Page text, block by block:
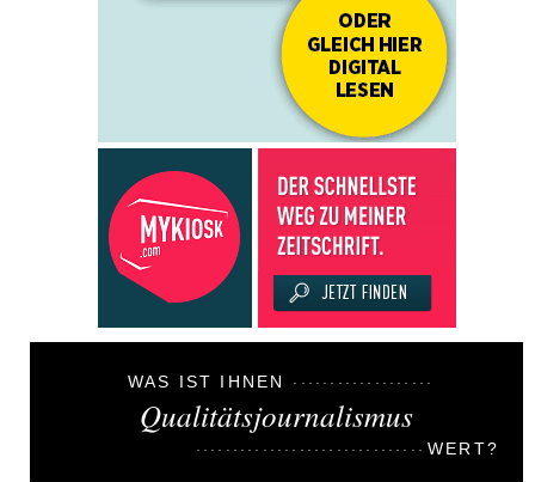
WAS IST IHNEN
Qualitätsjournalismus
WERT?